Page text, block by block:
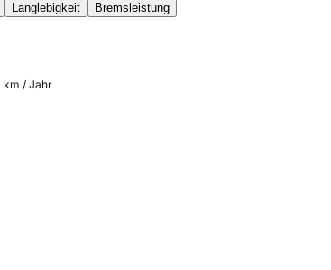
Langlebigkeit
Bremsleistung
km / Jahr